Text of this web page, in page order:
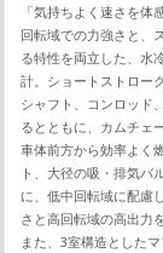
「気持ちよく速さを
回転域での力強さと、
る特性を両立した、水
計。ショートストロー
シャフト、コンロッド
るとともに、カムチェ
車体前方から効率よく
ト、大径の吸・排気バ
に、低中回転域に配慮
さと高回転域の高出力
また、3室構造とした